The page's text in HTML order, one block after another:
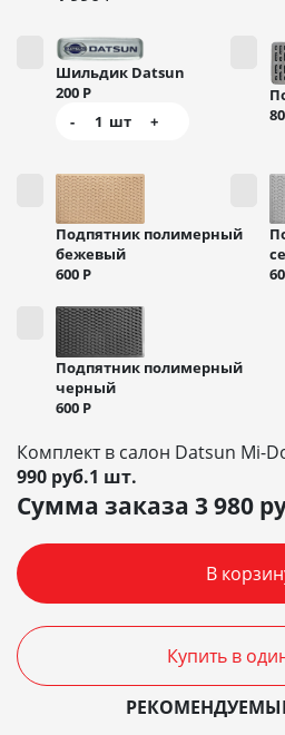
Шильдик Datsun
200 Р
-
1 шт +
Подпятник полимерный
бежевый
600 Р
Подпятник полимерный
черный
600 Р
Комплект в салон Datsun Mi-
990 руб.1 шт.
Сумма заказа 3 980
В
Купить в